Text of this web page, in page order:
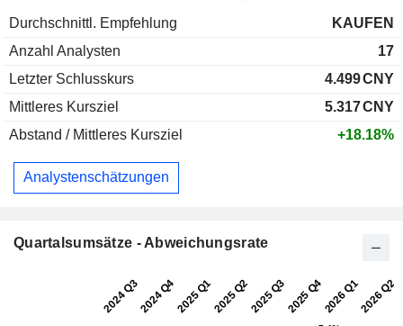
Durchschnittl. Empfehlung
KAUFEN
Anzahl Analysten
17
Letzter Schlusskurs
4.499CNY
Mittleres Kursziel
5.317CNY
Abstand / Mittleres Kursziel
+18.18%
Analystenschätzungen
Quartalsumsätze - Abweichungsrate